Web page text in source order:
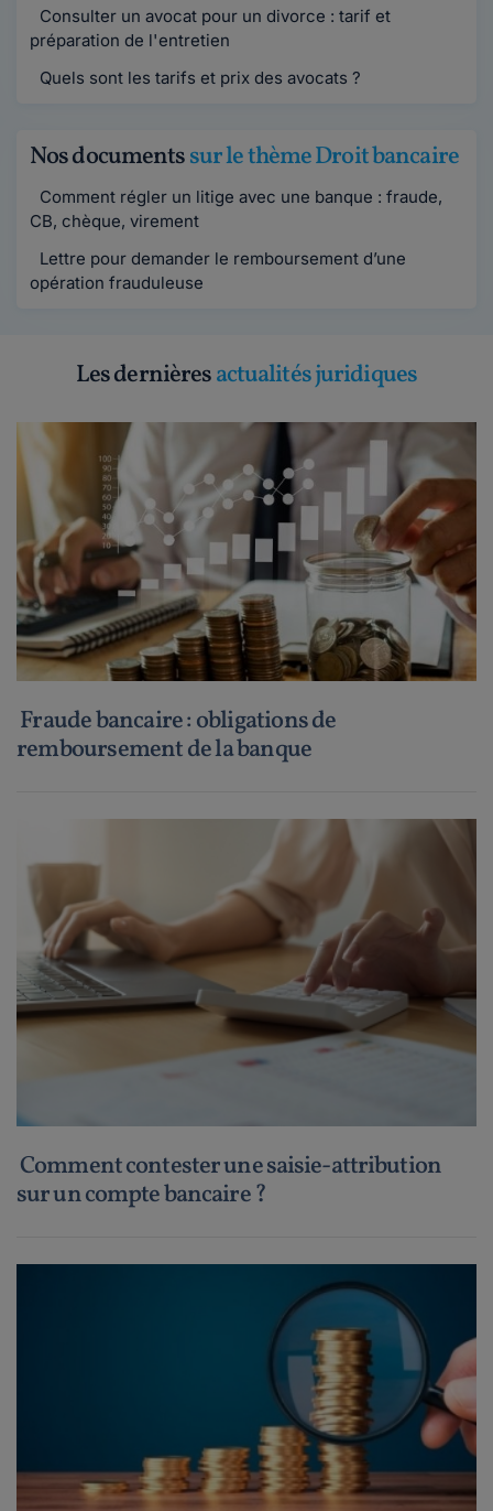
Consulter un avocat pour un divorce : tarif et
préparation de l'entretien
Quels sont les tarifs et prix des avocats ?
Nos documentssur le thème Droit bancaire
Comment régler un litige avec une banque : fraude,
CB, chèque, virement
Lettre pour demander le remboursement d’une
opération frauduleuse
Les dernièresactualités juridiques
Fraude bancaire : obligations de
remboursement de la banque
Comment contester une saisie-attribution
sur un compte bancaire ?